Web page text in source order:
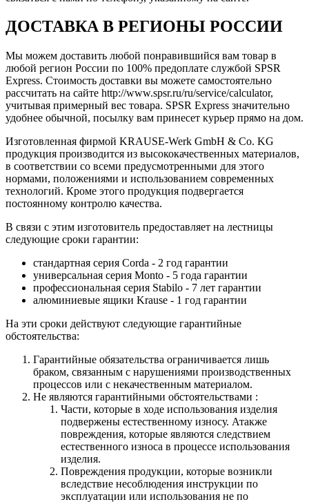
ДОСТАВКА В РЕГИОНЫ РОССИИ
Мы можем доставить любой понравившийся вам товар в
любой регион России по 100% предоплате службой SPSR
Express. Стоимость доставки вы можете самостоятельно
рассчитать на сайте http://www.spsr.ru/ru/service/calculator,
учитывая примерный вес товара. SPSR Express значительно
удобнее обычной, посылку вам принесет курьер прямо на дом.
Изготовленная фирмой KRAUSE-Werk GmbH & Со. KG
продукция производится из высококачественных материалов,
в соответствии со всеми предусмотренными для этого
нормами, положениями и использованием современных
технологий. Кроме этого продукция подвергается
постоянному контролю качества.
В связи с этим изготовитель предоставляет на лестницы
следующие сроки гарантии:
стандартная серия Corda - 2 год гарантии
универсальная серия Monto - 5 года гарантии
профессиональная серия Stabilo - 7 лет гарантии
алюминиевые ящики Krause - 1 год гарантии
На эти сроки действуют следующие гарантийные
обстоятельства:
Гарантийные обязательства ограничивается лишь
браком, связанным с нарушениями производственных
процессов или с некачественным материалом.
Не являются гарантийными обстоятельствами :
Части, которые в ходе использования изделия
подвержены естественному износу. Атакже
повреждения, которые являются следствием
естественного износа в процессе использования
изделия.
Повреждения продукции, которые возникли
вследствие несоблюдения инструкции по
эксплуатации или использования не по